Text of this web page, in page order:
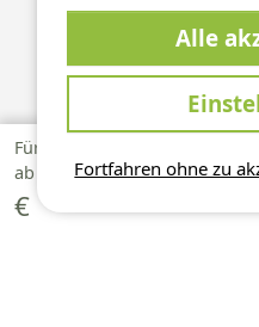
Für 1 Woche
ab
274,40
€
ALLGEMEINE
DATENSCHUTZERKLÄRUNG
Sichere und
Fortfahren ohne zu
Alle